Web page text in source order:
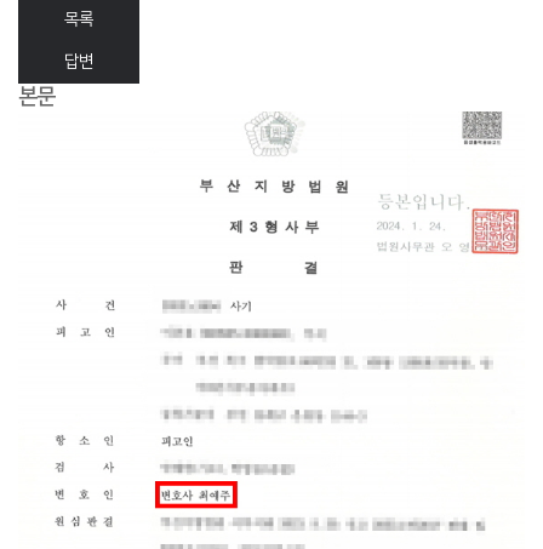
목록
답변
본문